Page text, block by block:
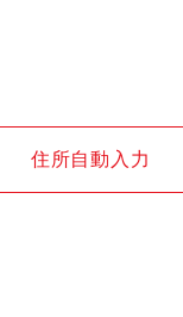
住所自動入力